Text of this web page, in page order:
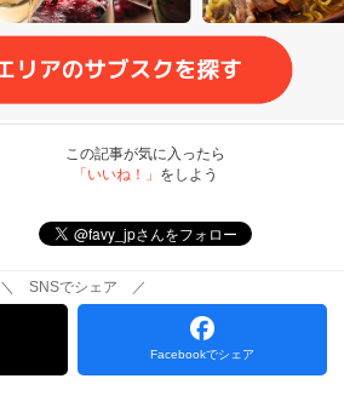
この記事が気に入ったら
「いいね！」 をしよう
＼ SNSでシェア ／
Facebookでシェア